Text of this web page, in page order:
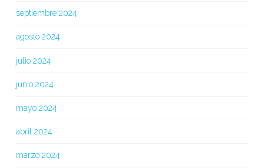
septiembre 2024
agosto 2024
julio 2024
junio 2024
mayo 2024
abril 2024
marzo 2024